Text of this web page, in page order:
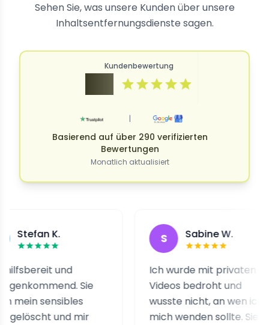
Sehen Sie, was unsere Kunden über unsere
Inhaltsentfernungsdienste sagen.
Kundenbewertung
|
Basierend auf über 290 verifizierten
Bewertungen
Monatlich aktualisiert
K.
und
Sie
sensibles
und mir
Sabine W.
Ich wurde mit privaten
Videos bedroht und
wusste nicht, an wen ich
mich wenden sollte. Sie